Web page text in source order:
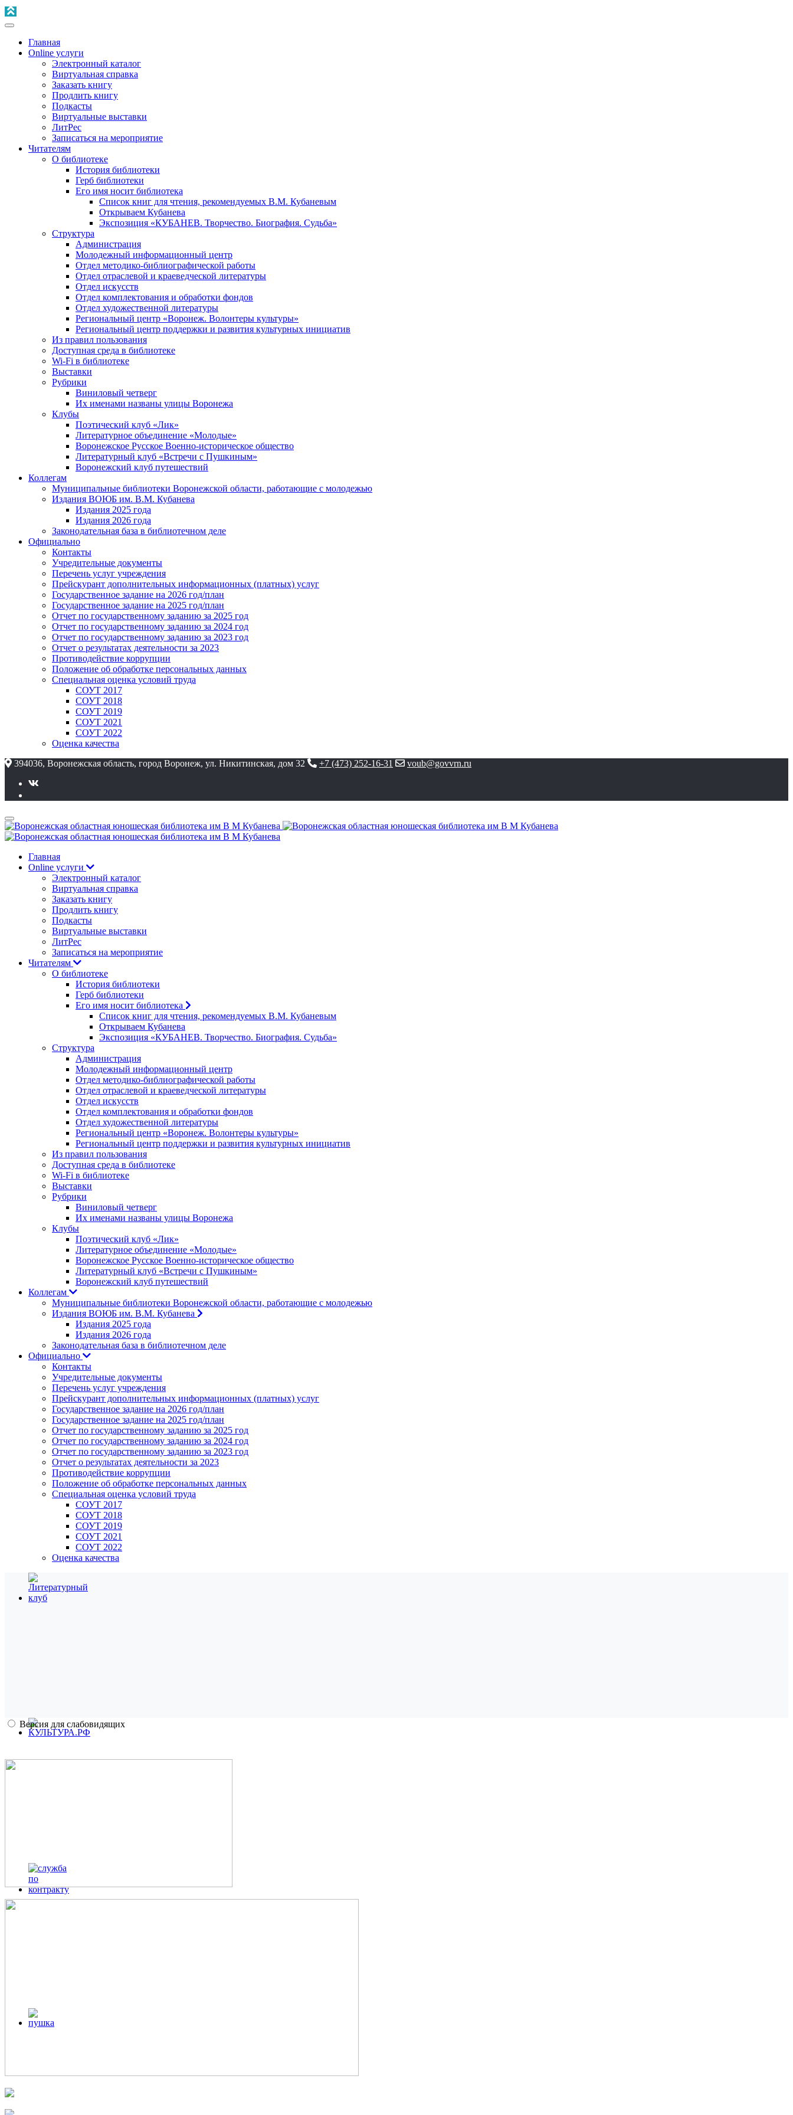
Главная
Online услуги
Электронный каталог
Виртуальная справка
Заказать книгу
Продлить книгу
Подкасты
Виртуальные выставки
ЛитРес
Записаться на мероприятие
Читателям
О библиотеке
История библиотеки
Герб библиотеки
Его имя носит библиотека
Список книг для чтения, рекомендуемых В.М. Кубаневым
Открываем Кубанева
Экспозиция «КУБАНЕВ. Творчество. Биография. Судьба»
Структура
Администрация
Молодежный информационный центр
Отдел методико-библиографической работы
Отдел отраслевой и краеведческой литературы
Отдел искусств
Отдел комплектования и обработки фондов
Отдел художественной литературы
Региональный центр «Воронеж. Волонтеры культуры»
Региональный центр поддержки и развития культурных инициатив
Из правил пользования
Доступная среда в библиотеке
Wi-Fi в библиотеке
Выставки
Рубрики
Виниловый четверг
Их именами названы улицы Воронежа
Клубы
Поэтический клуб «Лик»
Литературное объединение «Молодые»
Воронежское Русское Военно-историческое общество
Литературный клуб «Встречи с Пушкиным»
Воронежский клуб путешествий
Коллегам
Муниципальные библиотеки Воронежской области, работающие с молодежью
Издания ВОЮБ им. В.М. Кубанева
Издания 2025 года
Издания 2026 года
Законодательная база в библиотечном деле
Официально
Контакты
Учредительные документы
Перечень услуг учреждения
Прейскурант дополнительных информационных (платных) услуг
Государственное задание на 2026 год/план
Государственное задание на 2025 год/план
Отчет по государственному заданию за 2025 год
Отчет по государственному заданию за 2024 год
Отчет по государственному заданию за 2023 год
Отчет о результатах деятельности за 2023
Противодействие коррупции
Положение об обработке персональных данных
Специальная оценка условий труда
СОУТ 2017
СОУТ 2018
СОУТ 2019
СОУТ 2021
СОУТ 2022
Оценка качества
394036, Воронежская область, город Воронеж, ул. Никитинская, дом 32
+7 (473) 252-16-31 voub@govvrn.ru
Главная
Online услуги
Электронный каталог
Виртуальная справка
Заказать книгу
Продлить книгу
Подкасты
Виртуальные выставки
ЛитРес
Записаться на мероприятие
Читателям
О библиотеке
История библиотеки
Герб библиотеки
Его имя носит библиотека
Список книг для чтения, рекомендуемых В.М. Кубаневым
Открываем Кубанева
Экспозиция «КУБАНЕВ. Творчество. Биография. Судьба»
Структура
Администрация
Молодежный информационный центр
Отдел методико-библиографической работы
Отдел отраслевой и краеведческой литературы
Отдел искусств
Отдел комплектования и обработки фондов
Отдел художественной литературы
Региональный центр «Воронеж. Волонтеры культуры»
Региональный центр поддержки и развития культурных инициатив
Из правил пользования
Доступная среда в библиотеке
Wi-Fi в библиотеке
Выставки
Рубрики
Виниловый четверг
Их именами названы улицы Воронежа
Клубы
Поэтический клуб «Лик»
Литературное объединение «Молодые»
Воронежское Русское Военно-историческое общество
Литературный клуб «Встречи с Пушкиным»
Воронежский клуб путешествий
Коллегам
Муниципальные библиотеки Воронежской области, работающие с молодежью
Издания ВОЮБ им. В.М. Кубанева
Издания 2025 года
Издания 2026 года
Законодательная база в библиотечном деле
Официально
Контакты
Учредительные документы
Перечень услуг учреждения
Прейскурант дополнительных информационных (платных) услуг
Государственное задание на 2026 год/план
Государственное задание на 2025 год/план
Отчет по государственному заданию за 2025 год
Отчет по государственному заданию за 2024 год
Отчет по государственному заданию за 2023 год
Отчет о результатах деятельности за 2023
Противодействие коррупции
Положение об обработке персональных данных
Специальная оценка условий труда
СОУТ 2017
СОУТ 2018
СОУТ 2019
СОУТ 2021
СОУТ 2022
Оценка качества
Версия для слабовидящих